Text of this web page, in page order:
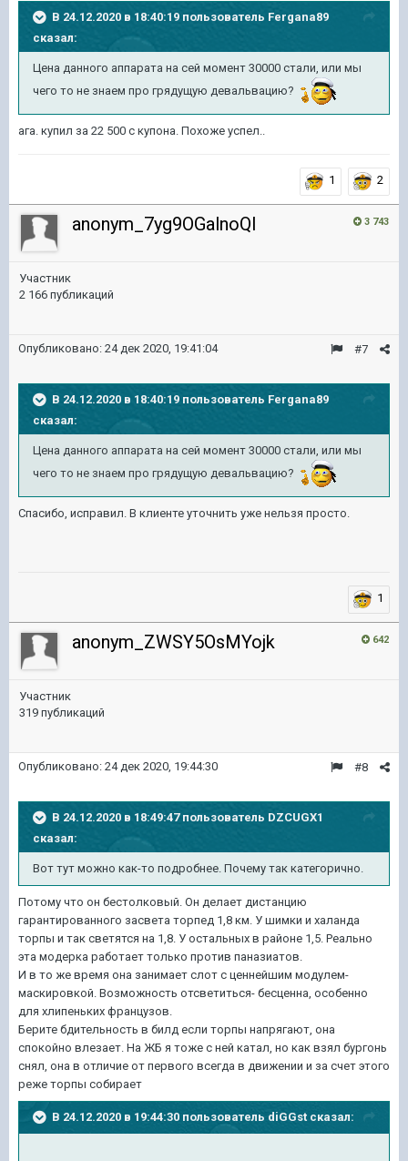
В 24.12.2020 в 18:40:19 пользователь Fergana89
сказал:
Цена данного аппарата на сей момент 30000 стали, или мы
чего то не знаем про грядущую девальвацию?
ага. купил за 22 500 с купона. Похоже успел..
1 2
3 743
anonym_7yg9OGalnoQI
Участник
2 166 публикаций
#7
Опубликовано: 24 дек 2020, 19:41:04
В 24.12.2020 в 18:40:19 пользователь Fergana89
сказал:
Цена данного аппарата на сей момент 30000 стали, или мы
чего то не знаем про грядущую девальвацию?
Спасибо, исправил. В клиенте уточнить уже нельзя просто.
1
642
anonym_ZWSY5OsMYojk
Участник
319 публикаций
#8
Опубликовано: 24 дек 2020, 19:44:30
В 24.12.2020 в 18:49:47 пользователь DZCUGX1
сказал:
Вот тут можно как-то подробнее. Почему так категорично.
Потому что он бестолковый. Он делает дистанцию
гарантированного засвета торпед 1,8 км. У шимки и халанда
торпы и так светятся на 1,8. У остальных в районе 1,5. Реально
эта модерка работает только против паназиатов.
И в то же время она занимает слот с ценнейшим модулем-
маскировкой. Возможность отсветиться- бесценна, особенно
для хлипеньких французов.
Берите бдительность в билд если торпы напрягают, она
спокойно влезает. На ЖБ я тоже с ней катал, но как взял бургонь
снял, она в отличие от первого всегда в движении и за счет этого
реже торпы собирает
В 24.12.2020 в 19:44:30 пользователь diGGst сказал: